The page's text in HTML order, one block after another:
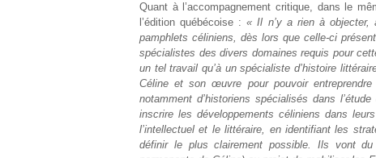
Quant à l’accompagnement critique, dans le
l’édition québécoise :« Il n’y a rien à objecter,
pamphlets céliniens, dès lors que celle-ci
spécialistes des divers domaines requis pour
un tel travail qu’à un spécialiste d’histoire
Céline et son œuvre pour pouvoir
notamment d’historiens spécialisés dans
inscrire les développements céliniens dans
l’intellectuel et le littéraire, en identifiant les
définir le plus clairement possible. Ils vont